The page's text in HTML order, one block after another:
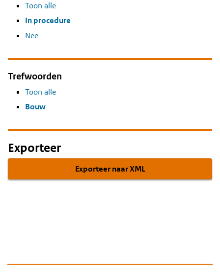
Toon alle
In procedure
Nee
Trefwoorden
Toon alle
Bouw
Exporteer
Exporteer naar XML